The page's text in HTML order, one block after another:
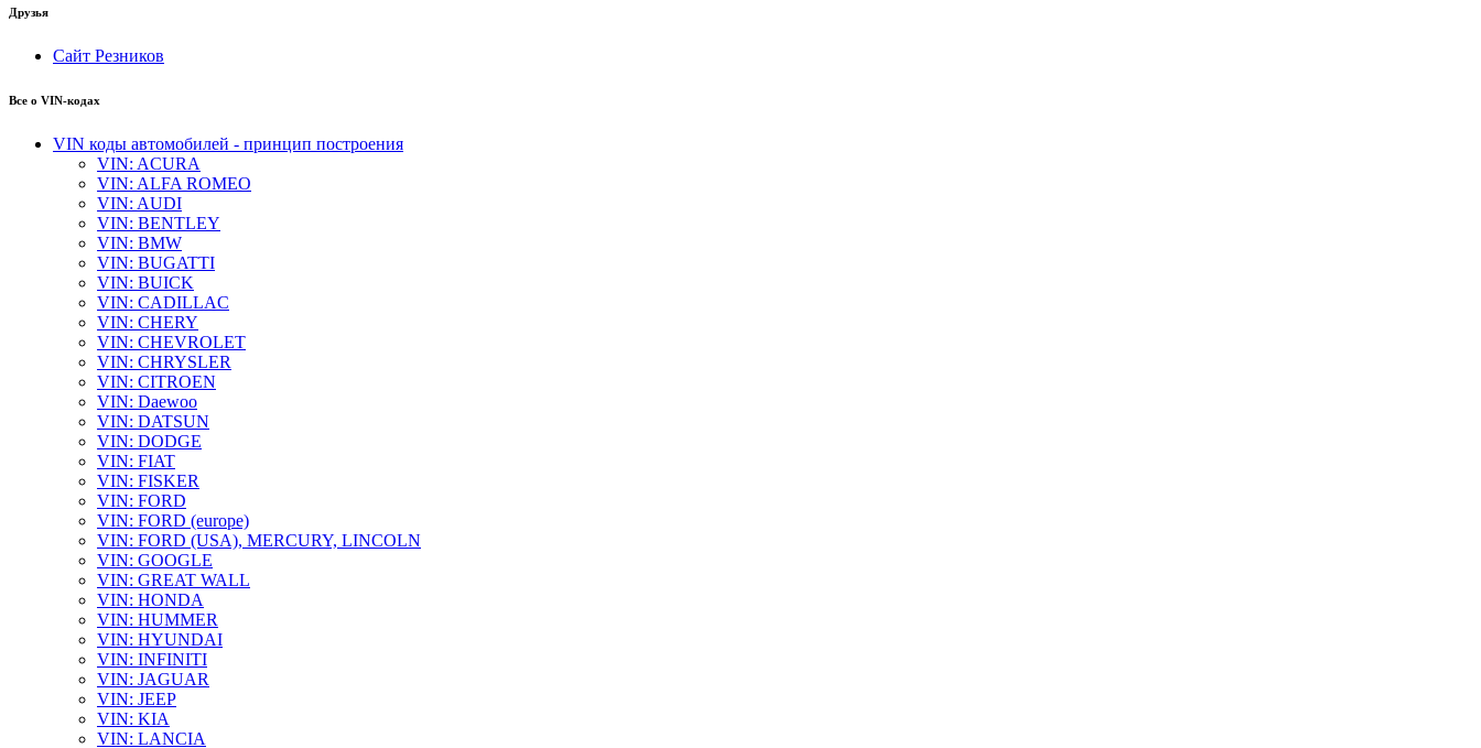
Друзья
Сайт Резников
Все о VIN-кодах
VIN коды автомобилей - принцип построения
VIN: ACURA
VIN: ALFA ROMEO
VIN: AUDI
VIN: BENTLEY
VIN: BMW
VIN: BUGATTI
VIN: BUICK
VIN: CADILLAC
VIN: CHERY
VIN: CHEVROLET
VIN: CHRYSLER
VIN: CITROEN
VIN: Daewoo
VIN: DATSUN
VIN: DODGE
VIN: FIAT
VIN: FISKER
VIN: FORD
VIN: FORD (europe)
VIN: FORD (USA), MERCURY, LINCOLN
VIN: GOOGLE
VIN: GREAT WALL
VIN: HONDA
VIN: HUMMER
VIN: HYUNDAI
VIN: INFINITI
VIN: JAGUAR
VIN: JEEP
VIN: KIA
VIN: LANCIA